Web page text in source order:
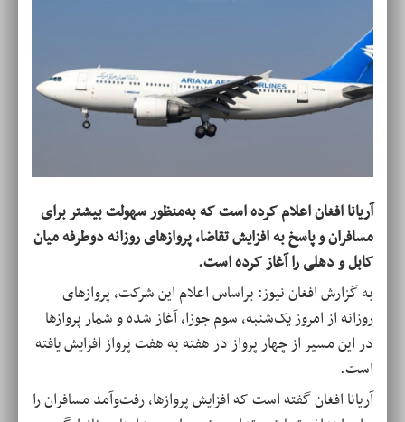
آریانا افغان اعلام کرده است که به‌منظور سهولت بیشتر برای
مسافران و پاسخ به افزایش تقاضا، پروازهای روزانه دوطرفه میان
کابل و دهلی را آغاز کرده است.
به گزارش افغان نیوز: براساس اعلام این شرکت، پروازهای
روزانه از امروز یک‌شنبه، سوم جوزا، آغاز شده و شمار پروازها
در این مسیر از چهار پرواز در هفته به هفت پرواز افزایش یافته
است.
آریانا افغان گفته است که افزایش پروازها، رفت‌وآمد مسافران را